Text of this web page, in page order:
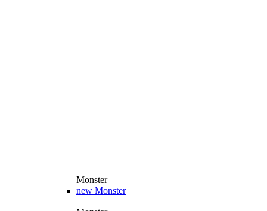
Monster
new Monster